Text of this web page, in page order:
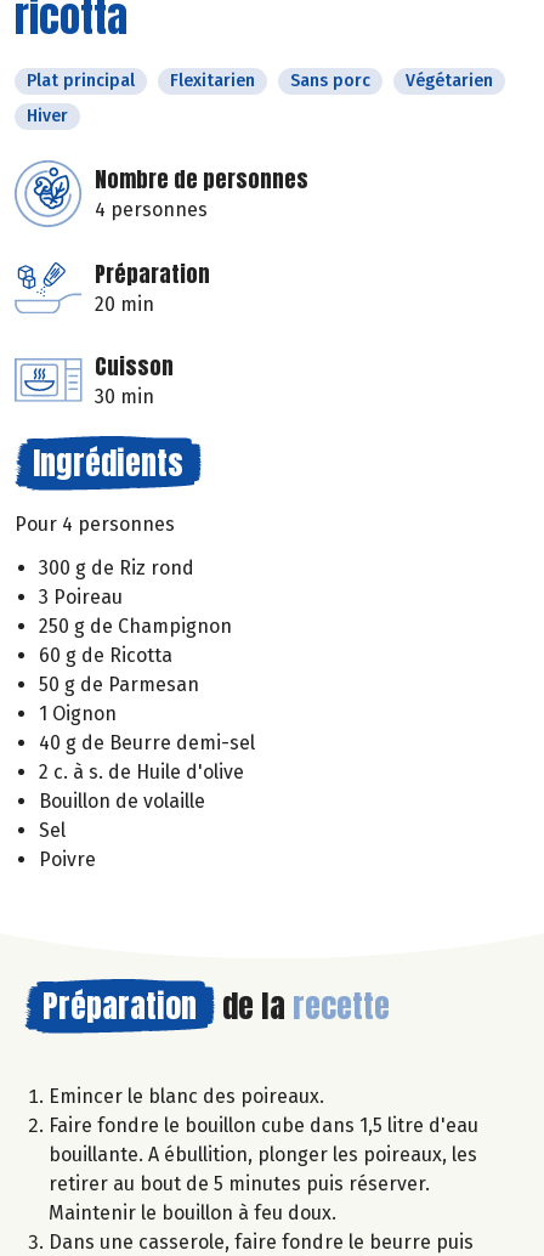
ricotta
Plat principal Flexitarien Sans porc
Végétarien
Hiver
Nombre de personnes
4 personnes
Préparation
20 min
Cuisson
30 min
Ingrédients
Pour 4 personnes
300 g de Riz rond
3 Poireau
250 g de Champignon
60 g de Ricotta
50 g de Parmesan
1 Oignon
40 g de Beurre demi-sel
2 c. à s. de Huile d'olive
Bouillon de volaille
Sel
Poivre
Préparation de la recette
Emincer le blanc des poireaux.
Faire fondre le bouillon cube dans 1,5 litre d'eau
bouillante. A ébullition, plonger les poireaux, les
retirer au bout de 5 minutes puis réserver.
Maintenir le bouillon à feu doux.
Dans une casserole, faire fondre le beurre puis